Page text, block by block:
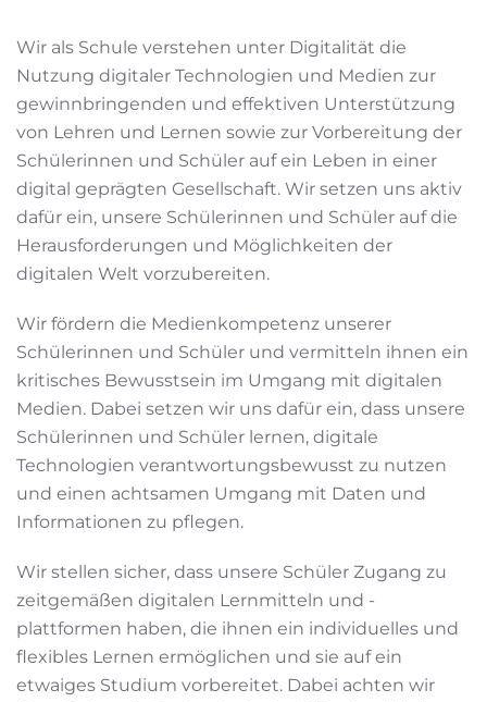
Wir als Schule verstehen unter Digitalität die
Nutzung digitaler Technologien und Medien zur
gewinnbringenden und effektiven Unterstützung
von Lehren und Lernen sowie zur Vorbereitung der
Schülerinnen und Schüler auf ein Leben in einer
digital geprägten Gesellschaft. Wir setzen uns aktiv
dafür ein, unsere Schülerinnen und Schüler auf die
Herausforderungen und Möglichkeiten der
digitalen Welt vorzubereiten.
Wir fördern die Medienkompetenz unserer
Schülerinnen und Schüler und vermitteln ihnen ein
kritisches Bewusstsein im Umgang mit digitalen
Medien. Dabei setzen wir uns dafür ein, dass unsere
Schülerinnen und Schüler lernen, digitale
Technologien verantwortungsbewusst zu nutzen
und einen achtsamen Umgang mit Daten und
Informationen zu pflegen.
Wir stellen sicher, dass unsere Schüler Zugang zu
zeitgemäßen digitalen Lernmitteln und -
plattformen haben, die ihnen ein individuelles und
flexibles Lernen ermöglichen und sie auf ein
etwaiges Studium vorbereitet. Dabei achten wir